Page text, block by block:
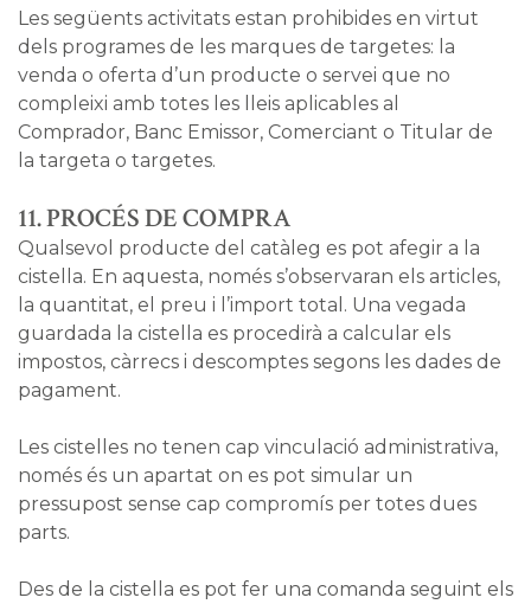
Les següents activitats estan prohibides en virtut
dels programes de les marques de targetes: la
venda o oferta d’un producte o servei que no
compleixi amb totes les lleis aplicables al
Comprador, Banc Emissor, Comerciant o Titular de
la targeta o targetes.
11. PROCÉS DE COMPRA
Qualsevol producte del catàleg es pot afegir a la
cistella. En aquesta, només s’observaran els articles,
la quantitat, el preu i l’import total. Una vegada
guardada la cistella es procedirà a calcular els
impostos, càrrecs i descomptes segons les dades de
pagament.
Les cistelles no tenen cap vinculació administrativa,
només és un apartat on es pot simular un
pressupost sense cap compromís per totes dues
parts.
Des de la cistella es pot fer una comanda seguint els